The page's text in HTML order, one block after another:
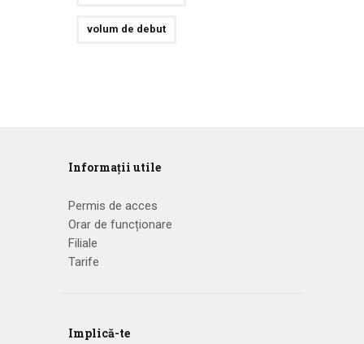
volum de debut
Informații utile
Permis de acces
Orar de funcționare
Filiale
Tarife
Implică-te